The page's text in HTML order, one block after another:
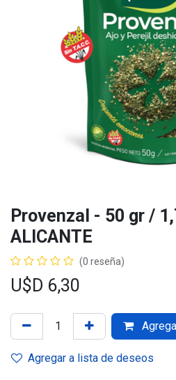
Provenzal - 50 gr /
ALICANTE
(0 reseña)
U$D 6,30
Agregar a lista de deseos